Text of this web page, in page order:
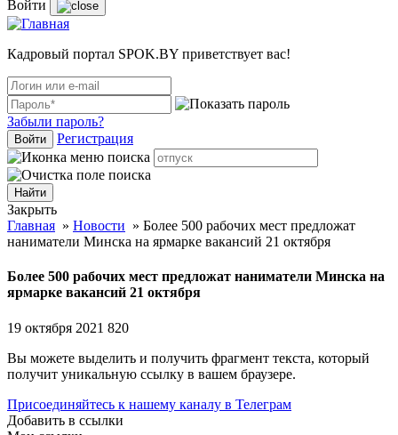
Войти
Кадровый портал SPOK.BY приветствует вас!
Забыли пароль?
Войти Регистрация
Закрыть
Главная » Новости » Более 500 рабочих мест предложат
наниматели Минска на ярмарке вакансий 21 октября
Более 500 рабочих мест предложат наниматели Минска на
ярмарке вакансий 21 октября
19 октября 2021 820
Вы можете выделить и получить фрагмент текста, который
получит уникальную ссылку в вашем браузере.
Присоединяйтесь к нашему каналу в Телеграм
Добавить в ссылки